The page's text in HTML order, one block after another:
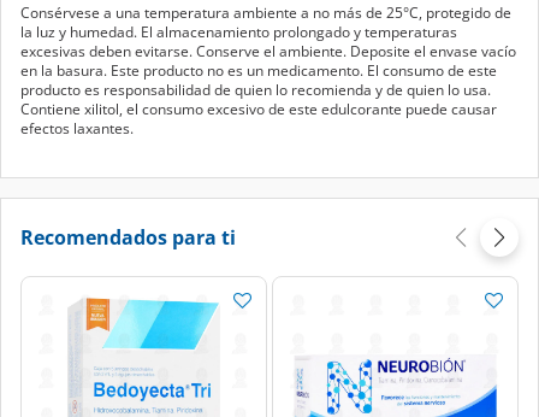
Consérvese a una temperatura ambiente a no más de 25°C, protegido de
la luz y humedad. El almacenamiento prolongado y temperaturas
excesivas deben evitarse. Conserve el ambiente. Deposite el envase vacío
en la basura. Este producto no es un medicamento. El consumo de este
producto es responsabilidad de quien lo recomienda y de quien lo usa.
Contiene xilitol, el consumo excesivo de este edulcorante puede causar
efectos laxantes.
Recomendados para ti